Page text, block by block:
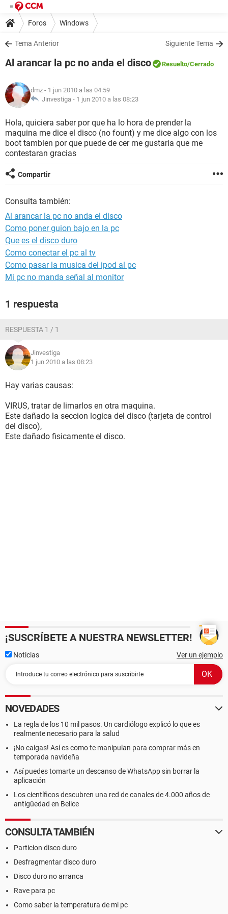
Foros Windows
Tema Anterior Siguiente Tema
Al arancar la pc no anda el disco Resuelto/Cerrado
dmz - 1 jun 2010 a las 04:59
Jinvestiga - 1 jun 2010 a las 08:23
Hola, quiciera saber por que ha lo hora de prender la
maquina me dice el disco (no fount) y me dice algo con los
boot tambien por que puede de cer me gustaria que me
contestaran gracias
Compartir
Consulta también:
Al arancar la pc no anda el disco
Como poner guion bajo en la pc
Que es el disco duro
Como conectar el pc al tv
Como pasar la musica del ipod al pc
Mi pc no manda señal al monitor
1 respuesta
RESPUESTA 1 / 1
Jinvestiga
1 jun 2010 a las 08:23
Hay varias causas:
VIRUS, tratar de limarlos en otra maquina.
Este dañado la seccion logica del disco (tarjeta de control
del disco),
Este dañado fisicamente el disco.
¡SUSCRÍBETE A NUESTRA NEWSLETTER!
Noticias Ver un ejemplo
NOVEDADES
La regla de los 10 mil pasos. Un cardiólogo explicó lo que es
realmente necesario para la salud
¡No caigas! Así es como te manipulan para comprar más en
temporada navideña
Así puedes tomarte un descanso de WhatsApp sin borrar la
aplicación
Los científicos descubren una red de canales de 4.000 años de
antigüedad en Belice
CONSULTA TAMBIÉN
Particion disco duro
Desfragmentar disco duro
Disco duro no arranca
Rave para pc
Como saber la temperatura de mi pc